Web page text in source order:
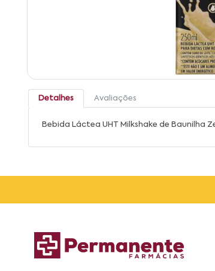
Detalhes Avaliações
Bebida Láctea UHT Milkshake de Baunilha